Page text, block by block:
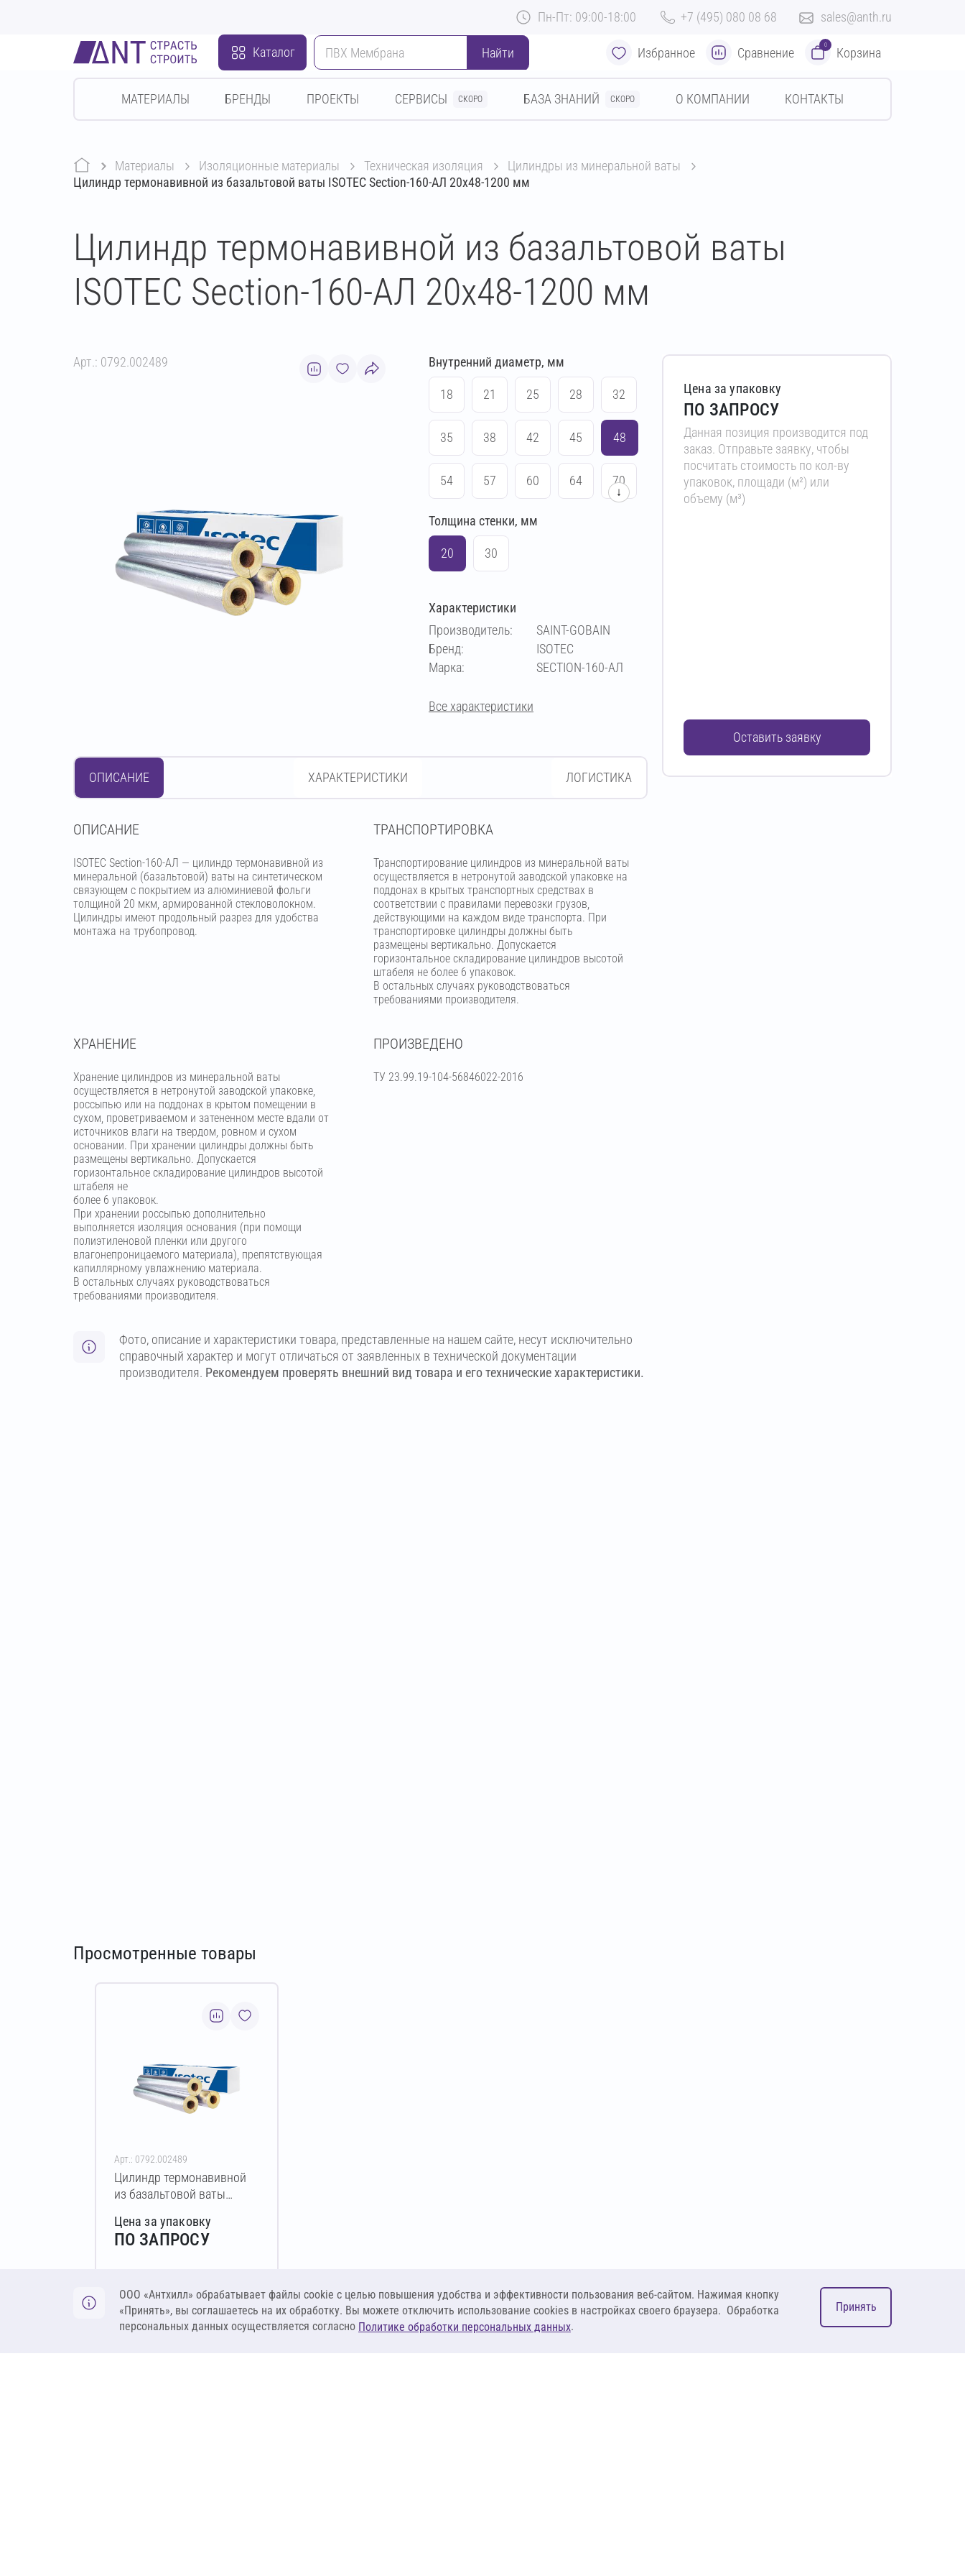
Пн-Пт: 09:00-18:00 +7 (495) 080 08 68 sales@anth.ru
Каталог Найти Избранное Сравнение
0
Корзина
МАТЕРИАЛЫ БРЕНДЫ ПРОЕКТЫ СЕРВИСЫ СКОРО БАЗА ЗНАНИЙ СКОРО О КОМПАНИИ КОНТАКТЫ
Материалы изоляционные материалы техническая изоляция
цилиндры из минеральной ваты
Цилиндр термонавивной из базальтовой ваты ISOTEC Section-160-АЛ 20х48-1200 мм
Цилиндр термонавивной из базальтовой ваты
ISOTEC Section-160-АЛ 20х48-1200 мм
Арт.: 0792.002489 Внутренний диаметр, мм
18 21 25 28 32
35 38 42 45 48
54 57 60 64 70
76 83 89
114
159 169
273
↓
Толщина стенки, мм
20 30
Характеристики
Производитель:
SAINT-GOBAIN
Бренд:
ISOTEC
Марка:
SECTION-160-АЛ
Все характеристики
ОПИСАНИЕ ХАРАКТЕРИСТИКИ ЛОГИСТИКА
OПИСАНИЕ
ISOTEC Section-160-АЛ — цилиндр термонавивной из
минеральной (базальтовой) ваты на синтетическом
связующем с покрытием из алюминиевой фольги
толщиной 20 мкм, армированной стекловолокном.
Цилиндры имеют продольный разрез для удобства
монтажа на трубопровод.
ТРАНСПОРТИРОВКА
Транспортирование цилиндров из минеральной ваты
осуществляется в нетронутой заводской упаковке на
поддонах в крытых транспортных средствах в
соответствии с правилами перевозки грузов,
действующими на каждом виде транспорта. При
транспортировке цилиндры должны быть
размещены вертикально. Допускается
горизонтальное складирование цилиндров высотой
штабеля не более 6 упаковок.
В остальных случаях руководствоваться
требованиями производителя.
ХРАНЕНИЕ
Хранение цилиндров из минеральной ваты
осуществляется в нетронутой заводской упаковке,
россыпью или на поддонах в крытом помещении в
сухом, проветриваемом и затененном месте вдали от
источников влаги на твердом, ровном и сухом
основании. При хранении цилиндры должны быть
размещены вертикально. Допускается
горизонтальное складирование цилиндров высотой
штабеля не
более 6 упаковок.
При хранении россыпью дополнительно
выполняется изоляция основания (при помощи
полиэтиленовой пленки или другого
влагонепроницаемого материала), препятствующая
капиллярному увлажнению материала.
В остальных случаях руководствоваться
требованиями производителя.
ПРОИЗВЕДЕНО
ТУ 23.99.19-104-56846022-2016
Фото, описание и характеристики товара, представленные на нашем сайте, несут исключительно
справочный характер и могут отличаться от заявленных в технической документации
производителя. Рекомендуем проверять внешний вид товара и его технические характеристики.
Цена за упаковку
ПО ЗАПРОСУ
Данная позиция производится под
заказ. Отправьте заявку, чтобы
посчитать стоимость по кол-ву
упаковок, площади (м²) или
объему (м³)
Оставить заявку
Просмотренные товары
Арт.: 0792.002489
Цилиндр термонавивной
из базальтовой ваты
20х48-1200 мм
Цена за упаковку
ПО ЗАПРОСУ
Оставить заявку
ООО «Антхилл» обрабатывает файлы cookie c целью повышения удобства и эффективности пользования веб-сайтом. Нажимая кнопку
«Принять», вы соглашаетесь на их обработку. Вы можете отключить использование cookies в настройках своего браузера. Обработка
персональных данных осуществляется согласно Политике обработки персональных данных.
Принять